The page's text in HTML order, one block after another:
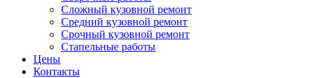
Сложный кузовной ремонт
Средний кузовной ремонт
Срочный кузовной ремонт
Стапельные работы
Цены
Контакты